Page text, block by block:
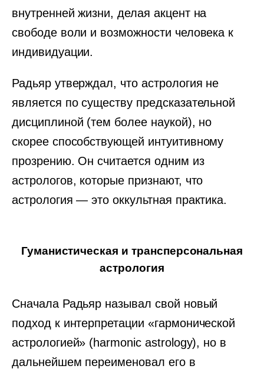
внутренней жизни, делая акцент на
свободе воли и возможности человека к
индивидуации.
Радьяр утверждал, что астрология не
является по существу предсказательной
дисциплиной (тем более наукой), но
скорее способствующей интуитивному
прозрению. Он считается одним из
астрологов, которые признают, что
астрология — это оккультная практика.
Гуманистическая и трансперсональная
астрология
Сначала Радьяр называл свой новый
подход к интерпретации «гармонической
астрологией» (harmonic astrology), но в
дальнейшем переименовал его в